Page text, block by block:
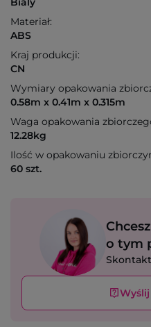
Materiał:
ABS
Kraj produkcji:
CN
Wymiary opakowania
0.58m x 0.41m x 0.315m
Waga opakowania
12.28kg
Ilość w opakowaniu
60 szt.
o tym